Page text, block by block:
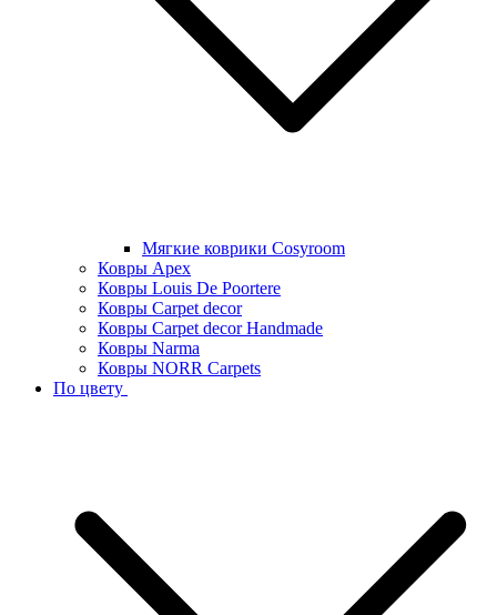
Мягкие коврики Cosyroom
Ковры Apex
Ковры Louis De Poortere
Ковры Carpet decor
Ковры Carpet decor Handmade
Ковры Narma
Ковры NORR Carpets
По цвету